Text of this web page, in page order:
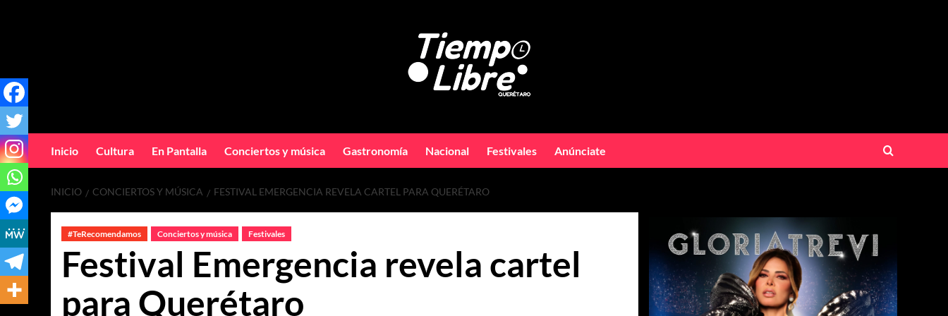
Inicio Cultura En Pantalla Conciertos y música Gastronomía Nacional Festivales Anúnciate
INICIO CONCIERTOS Y MÚSICA FESTIVAL EMERGENCIA REVELA CARTEL PARA QUERÉTARO
#TeRecomendamos Conciertos y música Festivales
Festival Emergencia revela cartel
para Querétaro